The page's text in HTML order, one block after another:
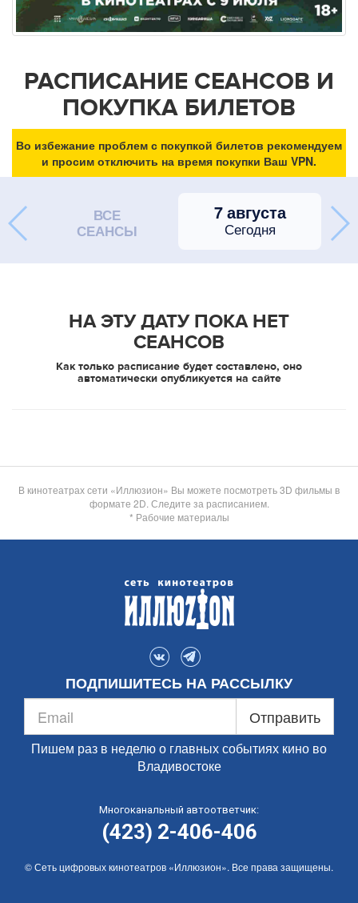
РАСПИСАНИЕ СЕАНСОВ И
ПОКУПКА БИЛЕТОВ
Во избежание проблем с покупкой билетов рекомендуем
и просим отключить на время покупки Ваш VPN.
ВСЕ
СЕАНСЫ
7 августа
Сегодня
НА ЭТУ ДАТУ ПОКА НЕТ
СЕАНСОВ
Как только расписание будет составлено, оно
автоматически опубликуется на сайте
В кинотеатрах сети «Иллюзион» Вы можете посмотреть 3D фильмы в
формате 2D. Следите за расписанием.
* Рабочие материалы
ПОДПИШИТЕСЬ НА РАССЫЛКУ
Отправить
Пишем раз в неделю о главных событиях кино во
Владивостоке
Многоканальный автоответчик:
(423) 2-406-406
© Сеть цифровых кинотеатров «Иллюзион». Все права защищены.